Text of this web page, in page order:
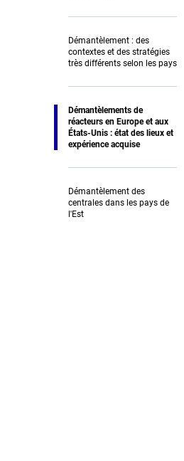
Démantèlement : des
contextes et des stratégies
très différents selon les pays
Démantèlements de
réacteurs en Europe et aux
États-Unis : état des lieux et
expérience acquise
Démantèlement des
centrales dans les pays de
l'Est